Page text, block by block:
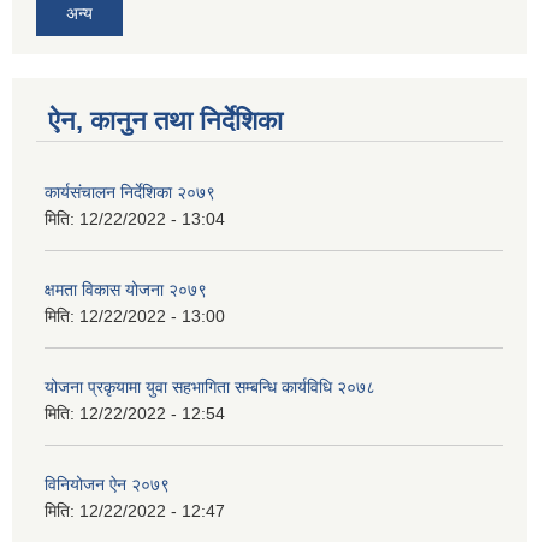
अन्य
ऐन, कानुन तथा निर्देशिका
कार्यसंचालन निर्देशिका २०७९
मिति: 12/22/2022 - 13:04
क्षमता विकास योजना २०७९
मिति: 12/22/2022 - 13:00
योजना प्रकृयामा युवा सहभागिता सम्बन्धि कार्यविधि २०७८
मिति: 12/22/2022 - 12:54
विनियोजन ऐन २०७९
मिति: 12/22/2022 - 12:47